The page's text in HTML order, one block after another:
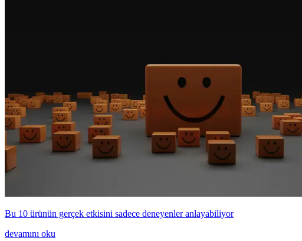
Bu 10 ürünün gerçek etkisini sadece deneyenler anlayabiliyor
devamını oku